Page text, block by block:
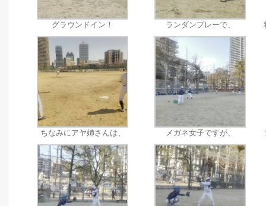
グラウンドイン！ ランダンプレーで、
ちなみにアヤ姉さんは、 メガネ女子ですが、